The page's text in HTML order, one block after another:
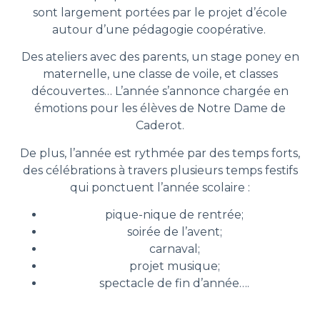
sont largement portées par le projet d’école
autour d’une pédagogie coopérative.
Des ateliers avec des parents, un stage poney en
maternelle, une classe de voile, et classes
découvertes… L’année s’annonce chargée en
émotions pour les élèves de Notre Dame de
Caderot.
De plus, l’année est rythmée par des temps forts,
des célébrations à travers plusieurs temps festifs
qui ponctuent l’année scolaire :
pique-nique de rentrée;
soirée de l’avent;
carnaval;
projet musique;
spectacle de fin d’année….